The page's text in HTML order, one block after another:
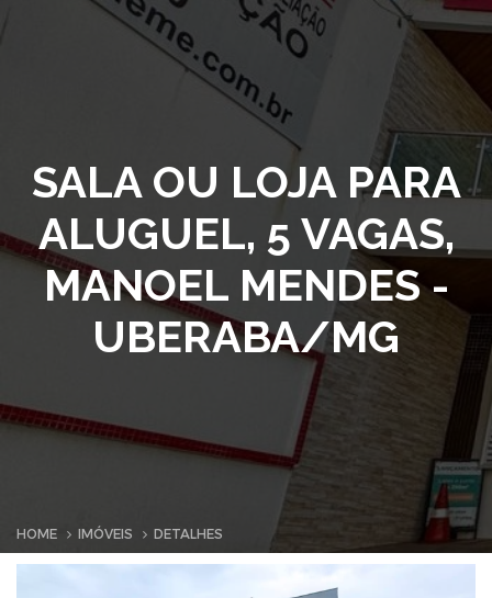
SALA OU LOJA PARA
ALUGUEL, 5 VAGAS,
MANOEL MENDES -
UBERABA/MG
HOME IMÓVEIS DETALHES